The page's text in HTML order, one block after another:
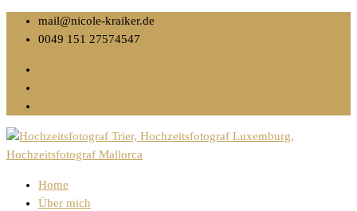
mail@nicole-kraiker.de
0049 151 27574547
Home
Über mich